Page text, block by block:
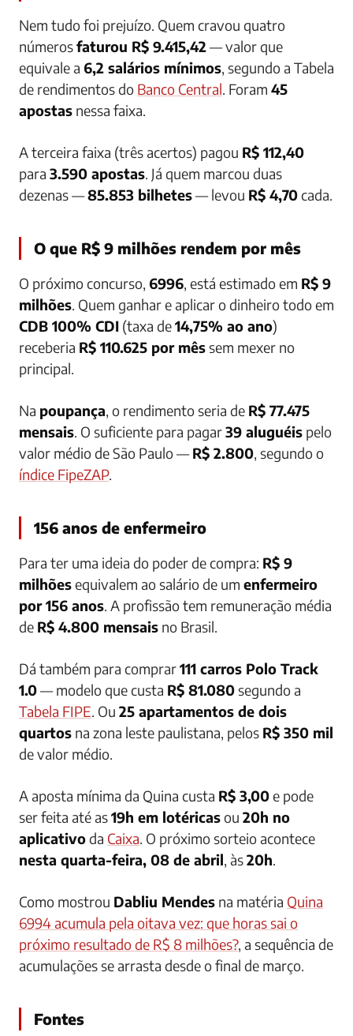
Nem tudo foi prejuízo. Quem cravou quatro
númerosfaturou R$ 9.415,42— valor que
equivale a 6,2 salários mínimos, segundo a Tabela
de rendimentos do Banco Central. Foram 45
apostas nessa faixa.
A terceira faixa (três acertos) pagou R$ 112,40
para 3.590 apostas. Já quem marcou duas
dezenas —85.853 bilhetes— levou R$ 4,70cada.
O que R$ 9 milhões rendem por mês
O próximo concurso, 6996, está estimado em R$ 9
milhões. Quem ganhar e aplicar o dinheiro todo em
CDB 100% CDI (taxa de14,75% ao ano)
receberia R$ 110.625 por mêssem mexer no
principal.
Na poupança, o rendimento seria de R$ 77.475
mensais. O suficiente para pagar39 aluguéis pelo
valor médio de São Paulo —R$ 2.800, segundo o
índice FipeZAP.
156 anos de enfermeiro
Para ter uma ideia do poder de compra: R$ 9
milhõesequivalem ao salário de um enfermeiro
por 156 anos. A profissão tem remuneração média
de R$ 4.800 mensais no Brasil.
Dá também para comprar111 carros Polo Track
1.0— modelo que custa R$ 81.080segundo a
Tabela FIPE. Ou 25 apartamentos de dois
quartos na zona leste paulistana, pelos R$ 350 mil
de valor médio.
A aposta mínima da Quina custa R$ 3,00e pode
ser feita até as19h em lotéricasou 20h no
aplicativoda Caixa. O próximo sorteio acontece
nesta quarta-feira, 08 de abril, às20h.
Como mostrou Dabliu Mendes na matéria Quina
6994 acumula pela oitava vez: que horas sai o
próximo resultado de R$ 8 milhões?, a sequência de
acumulações se arrasta desde o final de março.
Fontes